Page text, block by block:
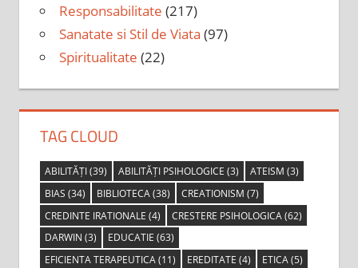
Responsabilitate (217)
Sanatate si Stil de Viata (97)
Spiritualitate (22)
TAG CLOUD
ABILITĂȚI(39) ABILITĂȚI PSIHOLOGICE (3) ATEISM (3)
BIAS (34) BIBLIOTECA(38) CREATIONISM (7)
CREDINTE IRATIONALE (4) CRESTERE PSIHOLOGICA(62)
DARWIN (3) EDUCATIE (63)
EFICIENTA TERAPEUTICA(11) EREDITATE (4) ETICA(5)